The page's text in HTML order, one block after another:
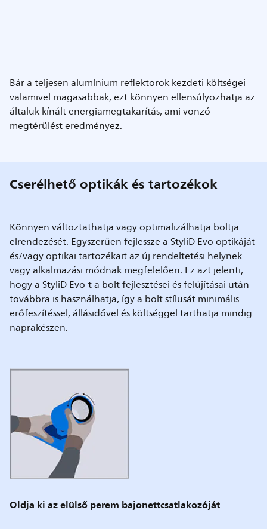
Bár a teljesen alumínium reflektorok kezdeti költségei
valamivel magasabbak, ezt könnyen ellensúlyozhatja az
általuk kínált energiamegtakarítás, ami vonzó
megtérülést eredményez.
Cserélhető optikák és tartozékok
Könnyen változtathatja vagy optimalizálhatja boltja
elrendezését. Egyszerűen fejlessze a StyliD Evo optikáját
és/vagy optikai tartozékait az új rendeltetési helynek
vagy alkalmazási módnak megfelelően. Ez azt jelenti,
hogy a StyliD Evo-t a bolt fejlesztései és felújításai után
továbbra is használhatja, így a bolt stílusát minimális
erőfeszítéssel, állásidővel és költséggel tarthatja mindig
naprakészen.
Oldja ki az elülső perem bajonettcsatlakozóját